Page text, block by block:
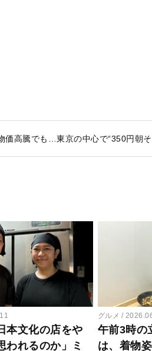
価高騰でも…東京の中心で“350円朝
本文化の店をや
われるのか」ミ
グルメ
午前3時の
は、着物